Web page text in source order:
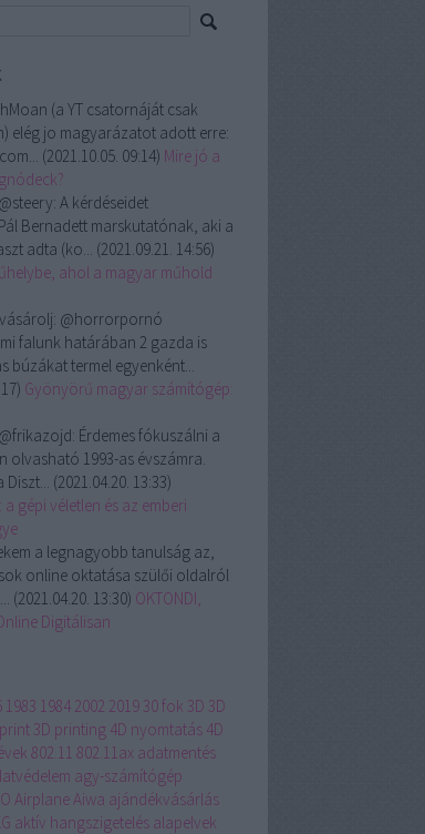
(a YT csatornáját csak
elég jo magyarázatot adott erre:
(2021.10.05. 09:14) Mire jó a
@steery: A kérdéseidet
Bernadett marskutatónak, aki a
adta (ko... (2021.09.21. 14:56)
ahol a magyar műhold
@horrorpornó
falunk határában 2 gazda is
búzákat termel egyenként...
) Gyönyörű magyar számítógép:
@frikazojd: Érdemes fókuszálni a
olvasható 1993-as évszámra.
Diszt... (2021.04.20. 13:33)
gépi véletlen és az emberi
a legnagyobb tanulság az,
online oktatása szülői oldalról
(2021.04.20. 13:30) OKTONDI,
Digitálisan
1983 1984 2002 201930 fok 3D 3D
3D printing 4D nyomtatás 4D
802.11 802.11ax adatmentés
agy-számítógép
AirplaneAiwa ajándékvásárlás
aktív hangszigetelés alapelvek